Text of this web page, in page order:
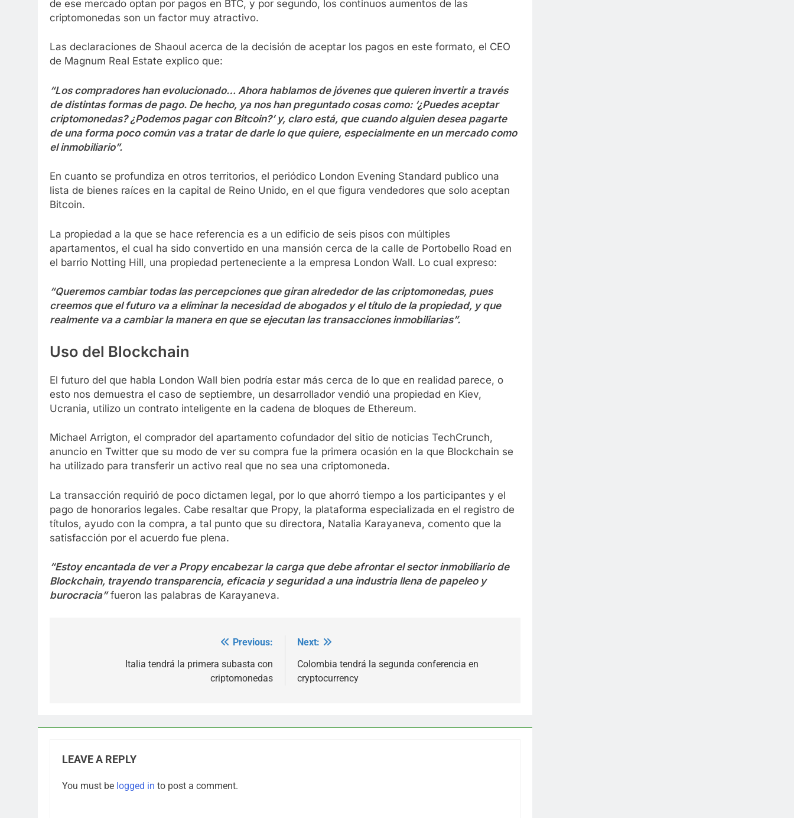
de ese mercado optan por pagos en BTC, y por segundo, los continuos aumentos de las
criptomonedas son un factor muy atractivo.
Las declaraciones de Shaoul acerca de la decisión de aceptar los pagos en este formato, el CEO
de Magnum Real Estate explico que:
“Los compradores han evolucionado… Ahora hablamos de jóvenes que quieren invertir a través
de distintas formas de pago. De hecho, ya nos han preguntado cosas como: ‘¿Puedes aceptar
criptomonedas? ¿Podemos pagar con Bitcoin?’ y, claro está, que cuando alguien desea pagarte
de una forma poco común vas a tratar de darle lo que quiere, especialmente en un mercado como
el inmobiliario”.
En cuanto se profundiza en otros territorios, el periódico London Evening Standard publico una
lista de bienes raíces en la capital de Reino Unido, en el que figura vendedores que solo aceptan
Bitcoin.
La propiedad a la que se hace referencia es a un edificio de seis pisos con múltiples
apartamentos, el cual ha sido convertido en una mansión cerca de la calle de Portobello Road en
el barrio Notting Hill, una propiedad perteneciente a la empresa London Wall. Lo cual expreso:
“Queremos cambiar todas las percepciones que giran alrededor de las criptomonedas, pues
creemos que el futuro va a eliminar la necesidad de abogados y el título de la propiedad, y que
realmente va a cambiar la manera en que se ejecutan las transacciones inmobiliarias”.
Uso del Blockchain
El futuro del que habla London Wall bien podría estar más cerca de lo que en realidad parece, o
esto nos demuestra el caso de septiembre, un desarrollador vendió una propiedad en Kiev,
Ucrania, utilizo un contrato inteligente en la cadena de bloques de Ethereum.
Michael Arrigton, el comprador del apartamento cofundador del sitio de noticias TechCrunch,
anuncio en Twitter que su modo de ver su compra fue la primera ocasión en la que Blockchain se
ha utilizado para transferir un activo real que no sea una criptomoneda.
La transacción requirió de poco dictamen legal, por lo que ahorró tiempo a los participantes y el
pago de honorarios legales. Cabe resaltar que Propy, la plataforma especializada en el registro de
títulos, ayudo con la compra, a tal punto que su directora, Natalia Karayaneva, comento que la
satisfacción por el acuerdo fue plena.
“Estoy encantada de ver a Propy encabezar la carga que debe afrontar el sector inmobiliario de
Blockchain, trayendo transparencia, eficacia y seguridad a una industria llena de papeleo y
burocracia”fueron las palabras de Karayaneva.
navigation
Previous:
Italia tendrá la primera subasta con
criptomonedas
Next:
Colombia tendrá la segunda conferencia en
cryptocurrency
LEAVE A REPLY
You must be logged in to post a comment.